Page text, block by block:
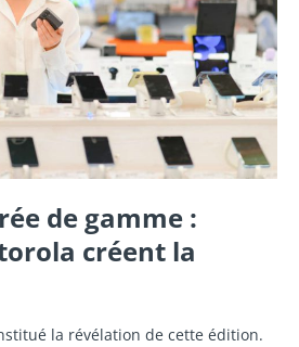
de gamme :
créent la
la révélation de cette édition.